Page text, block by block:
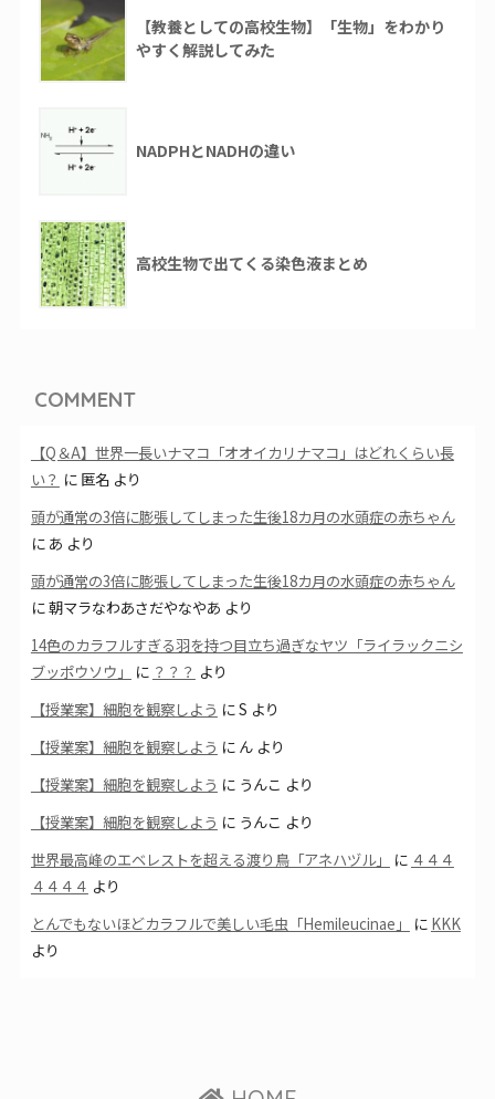
【教養としての高校生物】「生物」をわかり
やすく解説してみた
NADPHとNADHの違い
高校生物で出てくる染色液まとめ
COMMENT
【Q＆A】世界一長いナマコ「オオイカリナマコ」はどれくらい長
い？ に 匿名より
頭が通常の3倍に膨張してしまった生後18カ月の水頭症の赤ちゃん
に あ より
頭が通常の3倍に膨張してしまった生後18カ月の水頭症の赤ちゃん
に朝マラなわあさだやなやあ より
14色のカラフルすぎる羽を持つ目立ち過ぎなヤツ「ライラックニシ
ブッポウソウ」
に ？？？ より
【授業案】細胞を観察しよう にS より
【授業案】細胞を観察しよう に んより
【授業案】細胞を観察しよう に うんこ より
【授業案】細胞を観察しよう に うんこ より
世界最高峰のエベレストを超える渡り鳥「アネハヅル」
に ４４４
４４４４ より
とんでもないほどカラフルで美しい毛虫「Hemileucinae」
に KKK
より